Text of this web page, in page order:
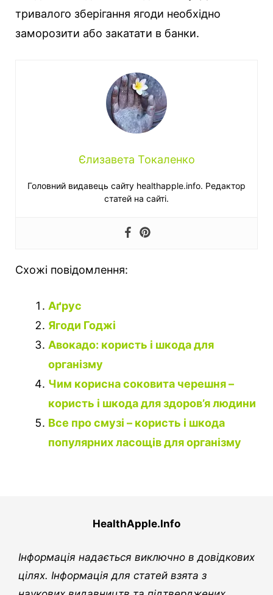
тривалого зберігання ягоди необхідно
заморозити або закатати в банки.
Єлизавета Токаленко
Головний видавець сайту healthapple.info. Редактор
статей на сайті.
Схожі повідомлення:
Аґрус
Ягоди Годжі
Авокадо: користь і шкода для
організму
Чим корисна соковита черешня –
користь і шкода для здоров’я людини
Все про смузі – користь і шкода
популярних ласощів для організму
HealthApple.Info
Інформація надається виключно в довідкових
цілях. Інформація для статей взята з